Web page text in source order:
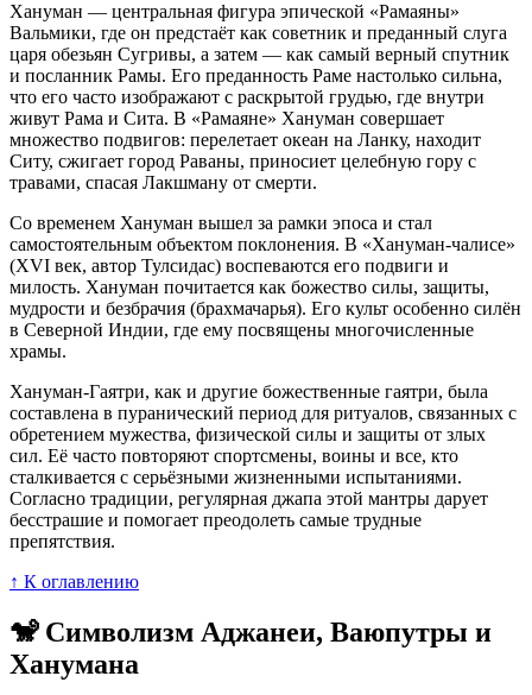
Хануман — центральная фигура эпической «Рамаяны»
Вальмики, где он предстаёт как советник и преданный слуга
царя обезьян Сугривы, а затем — как самый верный спутник
и посланник Рамы. Его преданность Раме настолько сильна,
что его часто изображают с раскрытой грудью, где внутри
живут Рама и Сита. В «Рамаяне» Хануман совершает
множество подвигов: перелетает океан на Ланку, находит
Ситу, сжигает город Раваны, приносиет целебную гору с
травами, спасая Лакшману от смерти.
Со временем Хануман вышел за рамки эпоса и стал
самостоятельным объектом поклонения. В «Хануман-чалисе»
(XVI век, автор Тулсидас) воспеваются его подвиги и
милость. Хануман почитается как божество силы, защиты,
мудрости и безбрачия (брахмачарья). Его культ особенно силён
в Северной Индии, где ему посвящены многочисленные
храмы.
Хануман-Гаятри, как и другие божественные гаятри, была
составлена в пуранический период для ритуалов, связанных с
обретением мужества, физической силы и защиты от злых
сил. Её часто повторяют спортсмены, воины и все, кто
сталкивается с серьёзными жизненными испытаниями.
Согласно традиции, регулярная джапа этой мантры дарует
бесстрашие и помогает преодолеть самые трудные
препятствия.
↑ К оглавлению
🐒 Символизм Аджанеи, Ваюпутры и
Ханумана